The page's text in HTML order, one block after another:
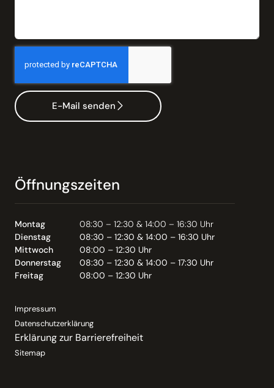
E-Mail senden
Öffnungszeiten
Montag
08:30 – 12:30 & 14:00 – 16:30 Uhr
Dienstag
08:30 – 12:30 & 14:00 – 16:30 Uhr
Mittwoch
08:00 – 12:30 Uhr
Donnerstag
08:30 – 12:30 & 14:00 – 17:30 Uhr
Freitag
08:00 – 12:30 Uhr
Impressum
Datenschutzerklärung
Erklärung zur Barrierefreiheit
Sitemap